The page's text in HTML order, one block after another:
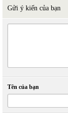
Gửi ý kiến của bạn
Tên của bạn